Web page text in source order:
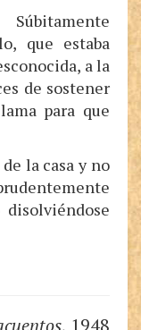
que estaba
a la
de sostener
para que
la casa y no
, 1948